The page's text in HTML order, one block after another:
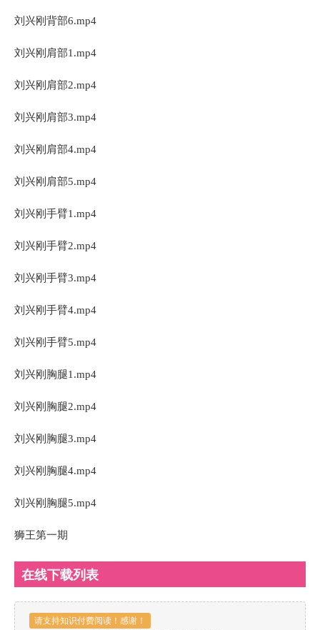
刘兴刚背部6.mp4
刘兴刚肩部1.mp4
刘兴刚肩部2.mp4
刘兴刚肩部3.mp4
刘兴刚肩部4.mp4
刘兴刚肩部5.mp4
刘兴刚手臂1.mp4
刘兴刚手臂2.mp4
刘兴刚手臂3.mp4
刘兴刚手臂4.mp4
刘兴刚手臂5.mp4
刘兴刚胸腿1.mp4
刘兴刚胸腿2.mp4
刘兴刚胸腿3.mp4
刘兴刚胸腿4.mp4
刘兴刚胸腿5.mp4
狮王第一期
在线下载列表
请支持知识付费阅读！感谢！